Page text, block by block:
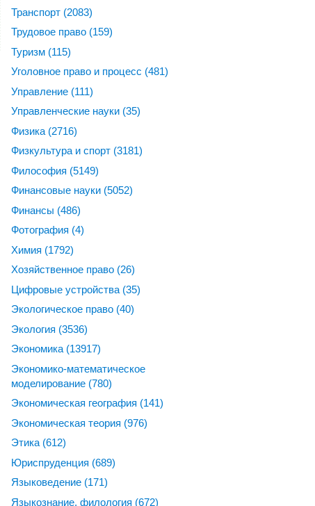
Транспорт (2083)
Трудовое право (159)
Туризм (115)
Уголовное право и процесс (481)
Управление (111)
Управленческие науки (35)
Физика (2716)
Физкультура и спорт (3181)
Философия (5149)
Финансовые науки (5052)
Финансы (486)
Фотография (4)
Химия (1792)
Хозяйственное право (26)
Цифровые устройства (35)
Экологическое право (40)
Экология (3536)
Экономика (13917)
Экономико-математическое
моделирование (780)
Экономическая география (141)
Экономическая теория (976)
Этика (612)
Юриспруденция (689)
Языковедение (171)
Языкознание, филология (672)